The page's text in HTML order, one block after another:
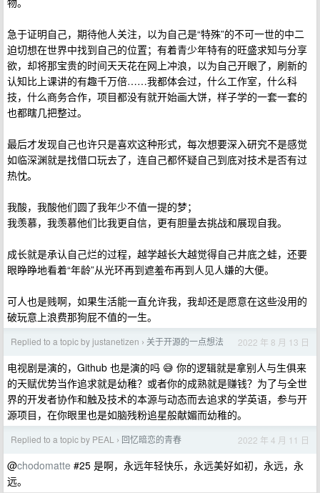
急于证明自己，期待他人关注，以为自己是“特殊”的不可一世的中二
迫切想在世界中找到自己的位置；有着青少年特有的旺盛求知与分享
欲，却将那宝贵的时间天天花在网上冲浪，以为自己开眼了，刷新的
认知比上课讲的有趣千万倍……我都体会过，什么工作室，什么科
技，什么商务合作，项目都没有就开始画大饼，样子学的一套一套的
也都瞎几把整过。
最后才发现自己也许只是喜欢这种形式，每次想要深入研究不是感觉
如临深渊就是找借口玩去了，连自己都怀疑自己到底对技术是否有过
热忱。
我酸，我酸他们圆了我年少不值一提的梦；
我羡慕，我羡慕他们比我更自信，更有胆量去挑战和展现自我。
成长就是承认自己烂的过程，越学越长大越觉得自己井底之蛙，还要
眼睁睁地看着“年龄”从光环再到遮羞布再到人见人嫌的大便。
可人也是贱啊，如果生活能一直允许我，我却还是愿意在这些没用的
破玩意上浪费那狗屁不值的一生。
Replied to a topic by justanetizen › 关于开源的一点想法 2022 年 8 月 13 日
电视剧是演的，Github 也是演的吗 😅 你的逻辑就是拿别人与生俱来
的天赋优势当作追求就是幼稚？或者你的成熟就是赚钱？为了与全世
界的开发者协作和触及技术的本源与动态而去追求的学英语，参与开
源项目，在你眼里也是如脑残粉追星般献媚而幼稚的。
Replied to a topic by PEAL › 回忆暗恋的青春 2022 年 4 月 11 日
@chodomatte #25 是啊，永远年轻快乐，永远美好如初，永远，永
远。